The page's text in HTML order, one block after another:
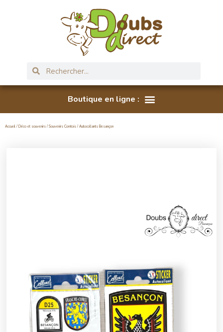
Accueil / Déco et souvenirs / Souvenirs Comtois / Autocollants Besançon